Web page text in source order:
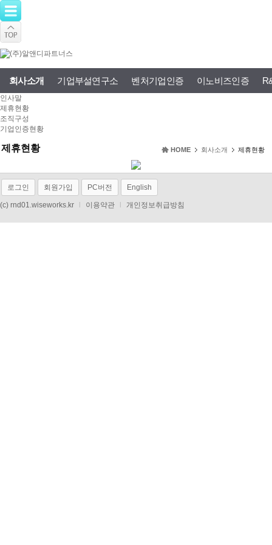
회사소개 기업부설연구소 벤처기업인증 이노비즈인증
인사말
제휴현황
조직구성
기업인증현황
제휴현황 HOME 회사소개 제휴현황
로그인 회원가입 PC버전 English
(c) rnd01.wiseworks.kr 이용약관 개인정보취급방침